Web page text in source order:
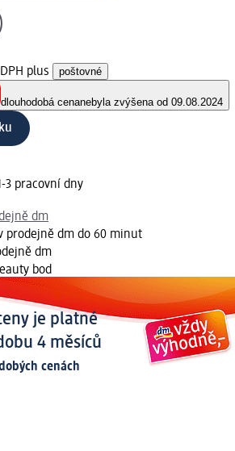
plus poštovné
dlouhodobá cenanebyla zvýšena od 09.08.2024
3 pracovní dny
dm
prodejně dm do 60 minut
dm
bod
je platné
4 měsíců
cenách